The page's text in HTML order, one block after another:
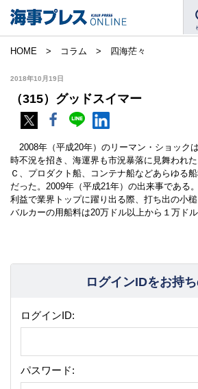
HOME コラム 四海茫々
2018年10月19日
（315）グッドスイマー
2008年（平成20年）のリーマン・ショック
時不況を招き、海運界も市況暴落に見舞われ
Ｃ、プロダクト船、コンテナ船などあらゆる
だった。2009年（平成21年）の出来事である
利益で業界トップに躍り出る際、打ち出の小
バルカーの用船料は20万ドル以上から１万ド
ログインIDをお持
ログインID:
パスワード: